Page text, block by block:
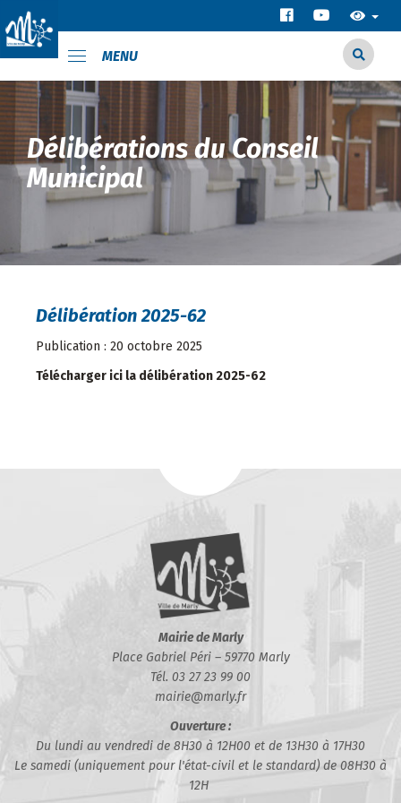
MENU
Délibérations du Conseil
Municipal
Délibération 2025-62
Publication : 20 octobre 2025
Télécharger ici la délibération 2025-62
Mairie de Marly
Place Gabriel Péri – 59770 Marly
Tél. 03 27 23 99 00
mairie@marly.fr
Ouverture :
Du lundi au vendredi de 8H30 à 12H00 et de 13H30 à 17H30
Le samedi (uniquement pour l'état-civil et le standard) de 08H30 à
12H